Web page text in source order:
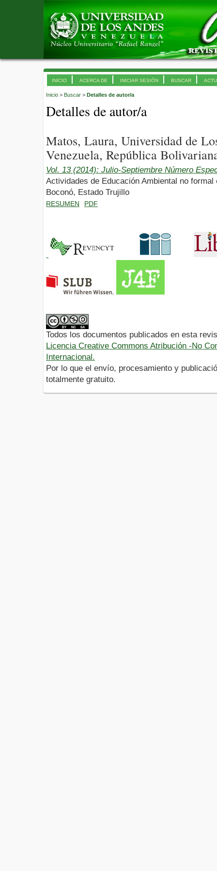
INICIO ACERCA DE INICIAR SESIÓN BUSCAR
Inicio > Buscar > Detalles de autor/a
Detalles de autor/a
Matos, Laura, Universidad de
Venezuela, República
Vol. 13 (2014): Julio-Septiembre Número
Actividades de Educación Ambiental no
Boconó, Estado Trujillo
RESUMEN PDF
Todos los documentos publicados en esta
Licencia Creative Commons Atribución -No
Internacional.
Por lo que el envío, procesamiento y
totalmente gratuito.